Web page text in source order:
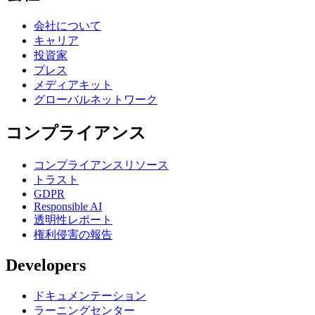
会社について
キャリア
投資家
プレス
メディアキット
グローバルネットワーク
コンプライアンス
コンプライアンスリソース
トラスト
GDPR
Responsible AI
透明性レポート
権利侵害の報告
Developers
ドキュメンテーション
ラーニングセンター